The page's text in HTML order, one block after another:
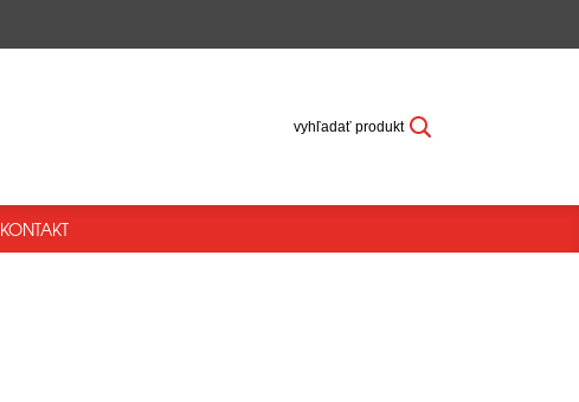
vyhľadať produkt
KONTAKT